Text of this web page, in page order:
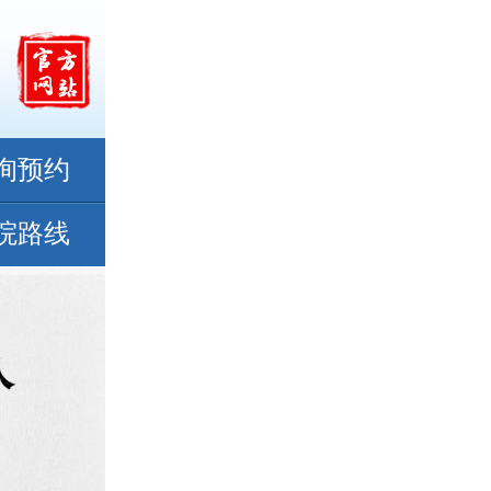
预约
路线